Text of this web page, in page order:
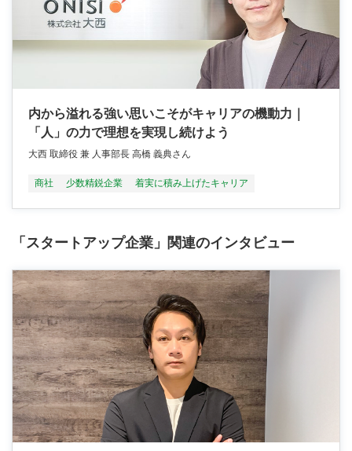
内から溢れる強い思いこそがキャリアの機動力｜
「人」の力で理想を実現し続けよう
大西 取締役 兼 人事部長 高橋 義典さん
商社 少数精鋭企業 着実に積み上げたキャリア
「スタートアップ企業」関連のインタビュー